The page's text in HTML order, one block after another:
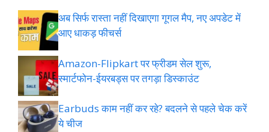
अब सिर्फ रास्ता नहीं दिखाएगा गूगल मैप, नए अपडेट में
आए धाकड़ फीचर्स
Amazon-Flipkart पर फ्रीडम सेल शुरू,
स्मार्टफोन-ईयरबड्स पर तगड़ा डिस्काउंट
Earbuds काम नहीं कर रहे? बदलने से पहले चेक करें
ये चीज